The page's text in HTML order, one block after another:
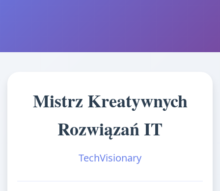
Mistrz Kreatywnych
Rozwiązań IT
TechVisionary